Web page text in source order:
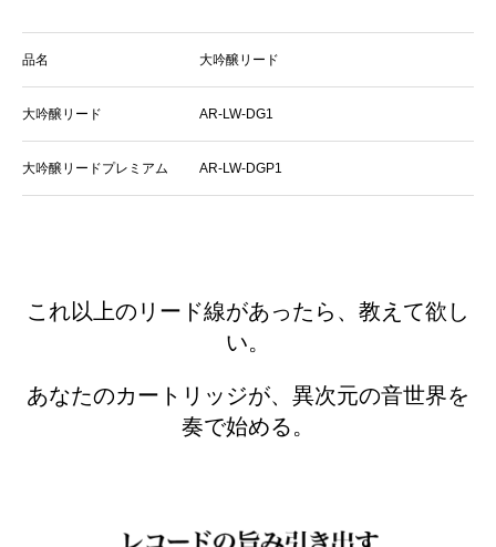
品名 大吟醸リード
大吟醸リード AR-LW-DG1
大吟醸リードプレミアム AR-LW-DGP1
これ以上のリード線があったら、教えて欲し
い。
あなたのカートリッジが、異次元の音世界を
奏で始める。